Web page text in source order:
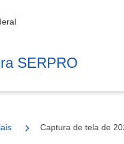
SERPRO
Captura de tela de